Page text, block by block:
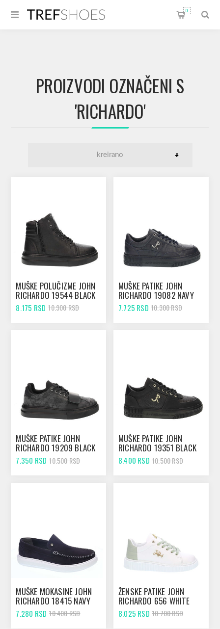
0
PROIZVODI OZNAČENI S
'RICHARDO'
MUŠKE POLUČIZME JOHN
RICHARDO 19544 BLACK
8.175 RSD 10.900 RSD
MUŠKE PATIKE JOHN
RICHARDO 19082 NAVY
7.725 RSD 10.300 RSD
MUŠKE PATIKE JOHN
RICHARDO 19209 BLACK
7.350 RSD 10.500 RSD
MUŠKE PATIKE JOHN
RICHARDO 19351 BLACK
8.400 RSD 10.500 RSD
MUŠKE MOKASINE JOHN
RICHARDO 18415 NAVY
7.280 RSD 10.400 RSD
ŽENSKE PATIKE JOHN
RICHARDO 656 WHITE
8.025 RSD 10.700 RSD